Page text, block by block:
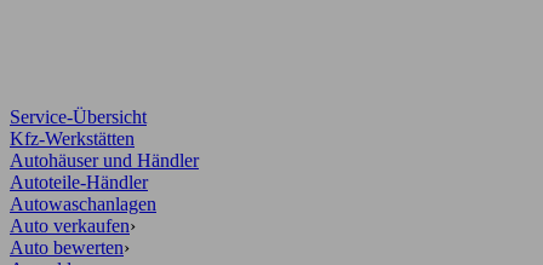
Service-Übersicht
Kfz-Werkstätten
Autohäuser und Händler
Autoteile-Händler
Autowaschanlagen
Auto verkaufen›
Auto bewerten›